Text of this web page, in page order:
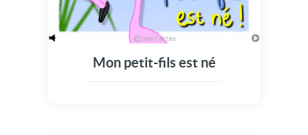
Mon petit-fils est né